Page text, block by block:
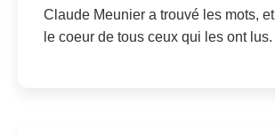
Claude Meunier a trouvé les mots,
le coeur de tous ceux qui les ont lus.